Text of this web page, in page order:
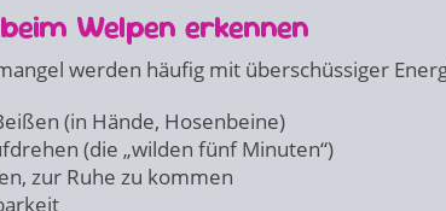
Welpen erkennen
werden häufig mit überschüssiger
(in Hände, Hosenbeine)
(die „wilden fünf Minuten“)
zur Ruhe zu kommen